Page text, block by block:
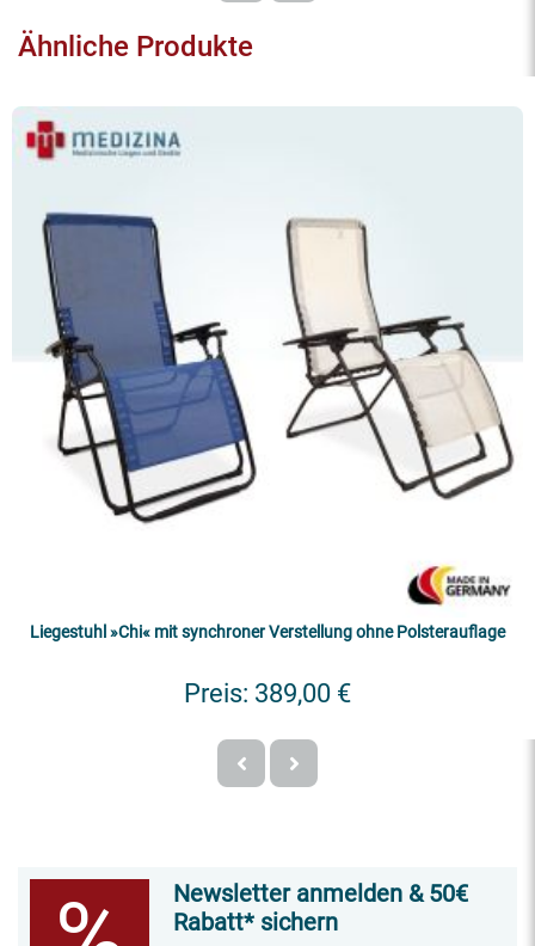
Ähnliche Produkte
Liegestuhl »Chi« mit synchroner Verstellung ohne Polsterauflage
Preis: 389,00 €
Newsletter anmelden & 50€
Rabatt* sichern